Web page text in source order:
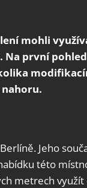
mohli
první
Jeho
této
metrech